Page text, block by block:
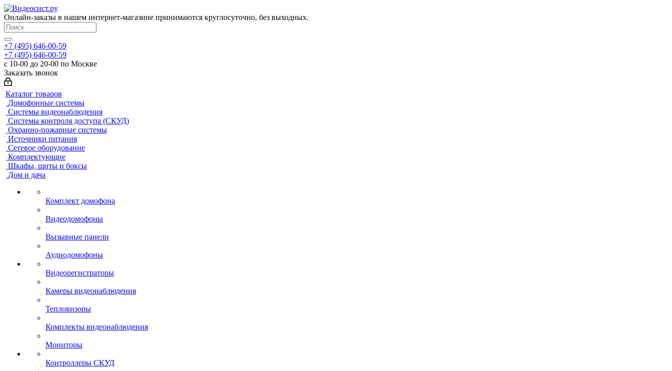
Онлайн-заказы в нашем интернет-магазине принимаются круглосуточно, без выходных.
+7 (495) 646-00-59
+7 (495) 646-00-59
с 10-00 до 20-00 по Москве
Заказать звонок
Каталог товаров
Домофонные системы
Системы видеонаблюдения
Системы контроля доступа (СКУД)
Охранно-пожарные системы
Источники питания
Сетевое оборудование
Комплектующие
Шкафы, щиты и боксы
Дом и дача
Комплект домофона
Видеодомофоны
Вызывные панели
Аудиодомофоны
Видеорегистраторы
Камеры видеонаблюдения
Тепловизоры
Комплекты видеонаблюдения
Мониторы
Контроллеры СКУД